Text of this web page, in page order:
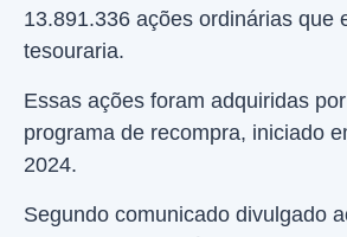
13.891.336 ações ordinárias que
tesouraria.
Essas ações foram adquiridas
programa de recompra, iniciado
2024.
Segundo comunicado divulgado